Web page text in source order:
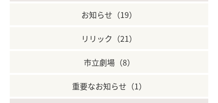
お知らせ（19）
リリック（21）
市立劇場（8）
重要なお知らせ（1）